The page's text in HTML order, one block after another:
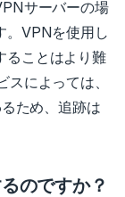
サーバーの場
。VPNを使用し
ることはより難
によっては、
ため、追跡は
のですか？